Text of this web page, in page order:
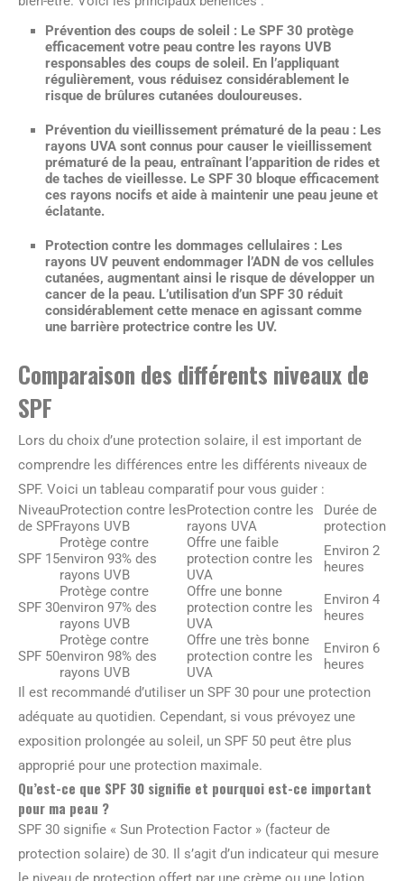
Prévention des coups de soleil : Le SPF 30 protège
efficacement votre peau contre les rayons UVB
responsables des coups de soleil. En l’appliquant
régulièrement, vous réduisez considérablement le
risque de brûlures cutanées douloureuses.
Prévention du vieillissement prématuré de la peau : Les
rayons UVA sont connus pour causer le vieillissement
prématuré de la peau, entraînant l’apparition de rides et
de taches de vieillesse. Le SPF 30 bloque efficacement
ces rayons nocifs et aide à maintenir une peau jeune et
éclatante.
Protection contre les dommages cellulaires : Les
rayons UV peuvent endommager l’ADN de vos cellules
cutanées, augmentant ainsi le risque de développer un
cancer de la peau. L’utilisation d’un SPF 30 réduit
considérablement cette menace en agissant comme
une barrière protectrice contre les UV.
Comparaison des différents niveaux de
SPF
Lors du choix d’une protection solaire, il est important de
comprendre les différences entre les différents niveaux de
SPF. Voici un tableau comparatif pour vous guider :
Niveau
de SPF
Protection contre les
rayons UVB
Protection contre les
rayons UVA
Durée de
protection
SPF 15
Protège contre
environ 93% des
rayons UVB
Offre une faible
protection contre les
UVA
Environ 2
heures
SPF 30
Protège contre
environ 97% des
rayons UVB
Offre une bonne
protection contre les
UVA
Environ 4
heures
SPF 50
Protège contre
environ 98% des
rayons UVB
Offre une très bonne
protection contre les
UVA
Environ 6
heures
Il est recommandé d’utiliser un SPF 30 pour une protection
adéquate au quotidien. Cependant, si vous prévoyez une
exposition prolongée au soleil, un SPF 50 peut être plus
approprié pour une protection maximale.
Qu’est-ce que SPF 30 signifie et pourquoi est-ce important
pour ma peau ?
SPF 30 signifie « Sun Protection Factor » (facteur de
protection solaire) de 30. Il s’agit d’un indicateur qui mesure